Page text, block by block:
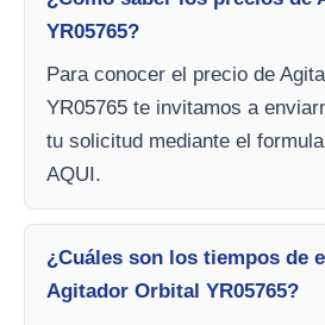
YR05765?
Para conocer el precio de
YR05765 te invitamos a
tu solicitud mediante el
AQUI.
¿Cuáles son los tiempos de
Agitador Orbital YR05765?